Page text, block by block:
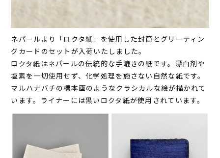
ネパールより「ロクタ紙」を使用した封筒とグリーティン
グカードのセットが入荷いたしました。
ロクタ紙はネパールの伝統的な手漉きの紙です。漂白剤や
塩素を一切使用せず、化学処理を施さない自然な紙です。
マルハナバチの標本画のようなクラシカルな絵が描かれて
います。ライナーには黒いロクタ紙が使用されています。